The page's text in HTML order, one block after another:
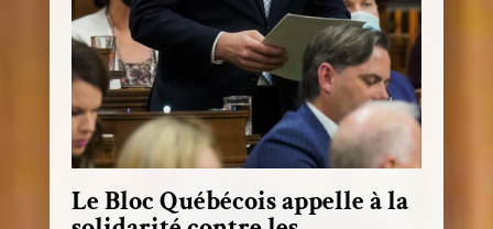
Le Bloc Québécois appelle à la